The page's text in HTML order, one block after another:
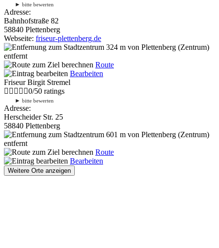
► bitte bewerten
Adresse:
Bahnhofstraße 82
58840 Plettenberg
Webseite: friseur-plettenberg.de
324 m von Plettenberg (Zentrum)
entfernt
Route
Bearbeiten
Friseur Birgit Stremel
0/50 ratings
► bitte bewerten
Adresse:
Herscheider Str. 25
58840 Plettenberg
601 m von Plettenberg (Zentrum)
entfernt
Route
Bearbeiten
Weitere Orte anzeigen